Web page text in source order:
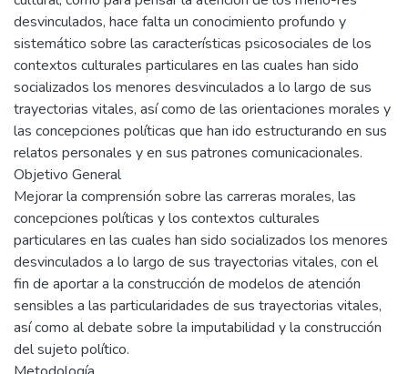
desvinculados, hace falta un conocimiento profundo y
sistemático sobre las características psicosociales de los
contextos culturales particulares en las cuales han sido
socializados los menores desvinculados a lo largo de sus
trayectorias vitales, así como de las orientaciones morales y
las concepciones políticas que han ido estructurando en sus
relatos personales y en sus patrones comunicacionales.
Objetivo General
Mejorar la comprensión sobre las carreras morales, las
concepciones políticas y los contextos culturales
particulares en las cuales han sido socializados los menores
desvinculados a lo largo de sus trayectorias vitales, con el
fin de aportar a la construcción de modelos de atención
sensibles a las particularidades de sus trayectorias vitales,
así como al debate sobre la imputabilidad y la construcción
del sujeto político.